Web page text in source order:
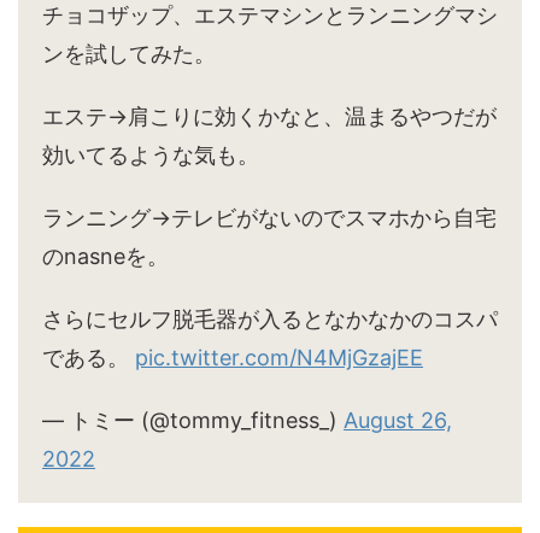
チョコザップ、エステマシンとランニングマシ
ンを試してみた。
エステ→肩こりに効くかなと、温まるやつだが
効いてるような気も。
ランニング→テレビがないのでスマホから自宅
のnasneを。
さらにセルフ脱毛器が入るとなかなかのコスパ
である。 pic.twitter.com/N4MjGzajEE
— トミー (@tommy_fitness_) August 26,
2022